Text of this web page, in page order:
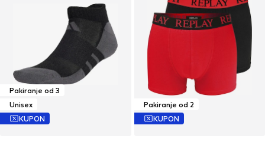
Pakiranje od 3
Unisex
KUPON
Pakiranje od 2
KUPON